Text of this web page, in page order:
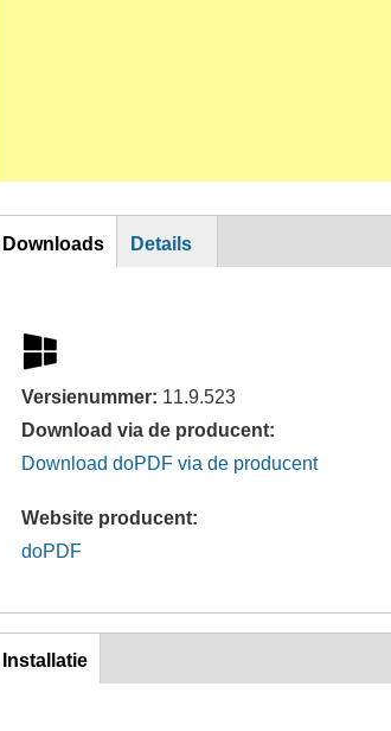
Horizontal Tabs
Downloads Details
Versienummer: 11.9.523
Download via de producent:
Download doPDF via de producent
Website producent:
doPDF
inst
Installatie